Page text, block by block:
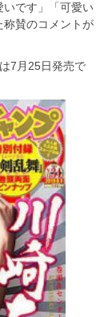
いです」「可愛い
称賛のコメントが
7月25日発売で